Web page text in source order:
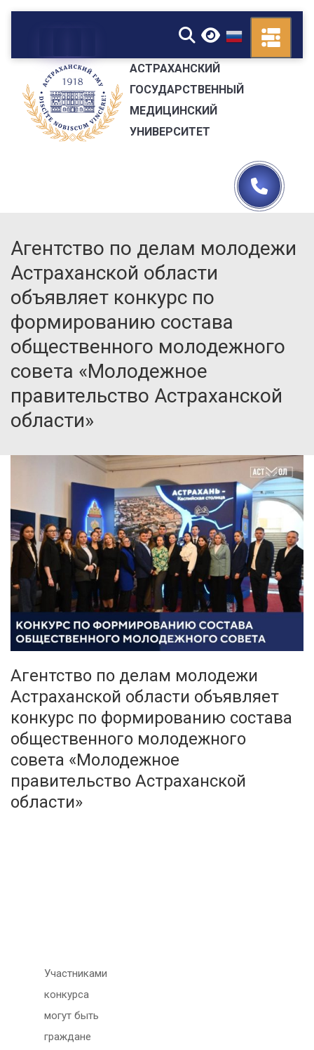
▼
АСТРАХАНСКИЙ
ГОСУДАРСТВЕННЫЙ
МЕДИЦИНСКИЙ
УНИВЕРСИТЕТ
Агентство по делам молодежи
Астраханской области
объявляет конкурс по
формированию состава
общественного молодежного
совета «Молодежное
правительство Астраханской
области»
Агентство по делам молодежи
Астраханской области объявляет
конкурс по формированию состава
общественного молодежного
совета «Молодежное
правительство Астраханской
области»
Участниками
конкурса
могут быть
граждане